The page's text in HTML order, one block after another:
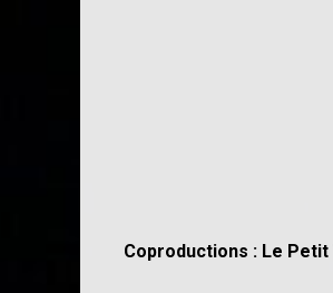
Coproductions : Le